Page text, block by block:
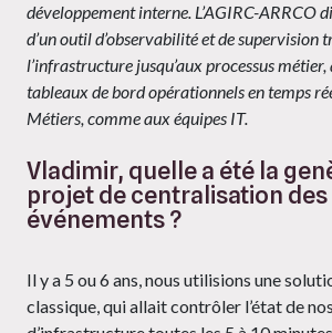
développement interne. L’AGIRC-ARRCO
d’un outil d’observabilité et de supervision
l’infrastructure jusqu’aux processus
tableaux de bord opérationnels en temps
Métiers, comme aux équipes IT.
Vladimir, quelle a été la
projet de centralisation des
événements ?
Il y a 5 ou 6 ans, nous utilisions une
classique, qui allait contrôler l’état de